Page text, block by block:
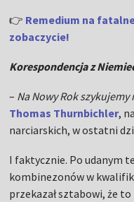
👉 Remedium na
zobaczycie!
Korespondencja z
– Na Nowy Rok
Thomas Thurnbichler,
narciarskich, w ostatni
I faktycznie. Po udanym
kombinezonów w
przekazał sztabowi, że to